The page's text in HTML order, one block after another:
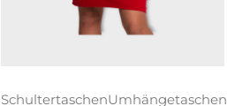
SchultertaschenUmhängetaschen